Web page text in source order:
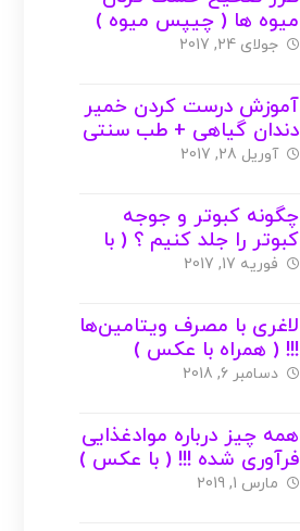
میوه ها ( چیپس میوه )
+ عکس
جولای 24, 2017
آموزش درست کردن خمیر
دندان گیاهی + طب سنتی
( با عکس )
آوریل 28, 2017
چگونه کبوتر و جوجه
کبوتر را جلد کنیم ؟ ( با
عکس )
فوریه 17, 2017
لاغری با مصرف ویتامین‌ها
!!! ( همراه با عکس )
دسامبر 6, 2018
همه چیز درباره موادغذایی
فرآوری شده !!! ( با عکس )
مارس 1, 2019